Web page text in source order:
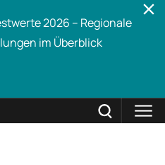
2026 – Regionale
im Überblick